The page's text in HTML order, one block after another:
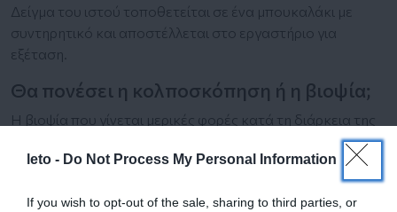
leto - Do Not Process My Personal Information
If you wish to opt-out of the sale, sharing to third parties, or
Δείγμα του ιστού τοποθετείται σε ένα μπουκαλάκι με
συντηρητικό και αποστέλλεται στο εργαστήριο για
εξέταση.
Θα πονέσει η κολποσκόπηση ή η βιοψία;
Η βιοψία που γίνεται μερικές φορές κατά τη διάρκεια της
κολποσκόπησης μπορεί να μοιάζει με «τσιμπηματάκι»,
αλλά αυτό διαρκεί μια στιγμή.
Τι συμβαίνει μετά την κολποσκόπηση;